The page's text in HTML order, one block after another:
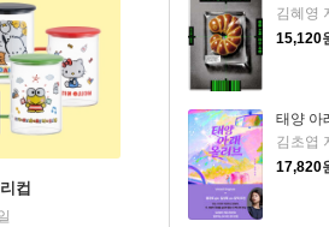
김혜영
15,120
태양 아
김초엽
17,820
컵